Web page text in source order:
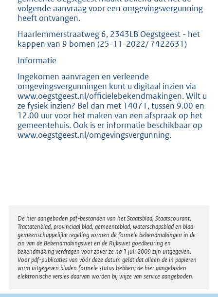
K
volgende aanvraag voor een omgevingsvergunning
heeft ontvangen.
Haarlemmerstraatweg 6, 2343LB Oegstgeest - het
kappen van 9 bomen (25-11-2022/ 7422631)
Informatie
Ingekomen aanvragen en verleende
omgevingsvergunningen kunt u digitaal inzien via
www.oegstgeest.nl/officielebekendmakingen. Wilt u
ze fysiek inzien? Bel dan met 14071, tussen 9.00 en
12.00 uur voor het maken van een afspraak op het
gemeentehuis. Ook is er informatie beschikbaar op
www.oegstgeest.nl/omgevingsvergunning.
Disclaimer
De hier aangeboden pdf-bestanden van het Staatsblad, Staatscourant,
Tractatenblad, provinciaal blad, gemeenteblad, waterschapsblad en blad
gemeenschappelijke regeling vormen de formele bekendmakingen in de
zin van de Bekendmakingswet en de Rijkswet goedkeuring en
bekendmaking verdragen voor zover ze na 1 juli 2009 zijn uitgegeven.
Voor pdf-publicaties van vóór deze datum geldt dat alleen de in papieren
vorm uitgegeven bladen formele status hebben; de hier aangeboden
elektronische versies daarvan worden bij wijze van service aangeboden.